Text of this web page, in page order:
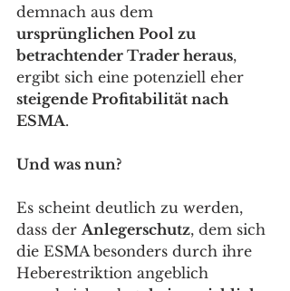
demnach aus dem
ursprünglichen Pool zu
betrachtender Trader heraus,
ergibt sich eine potenziell eher
steigende Profitabilität nach
ESMA.
Und was nun?
Es scheint deutlich zu werden,
dass der Anlegerschutz, dem sich
die ESMA besonders durch ihre
Heberestriktion angeblich